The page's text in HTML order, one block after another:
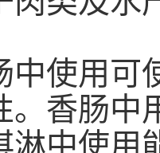
中使用可
。香肠中
淋中使用